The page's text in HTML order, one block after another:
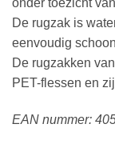
De rugzak is
eenvoudig
De rugzakken
PET-flessen en
EAN nummer: